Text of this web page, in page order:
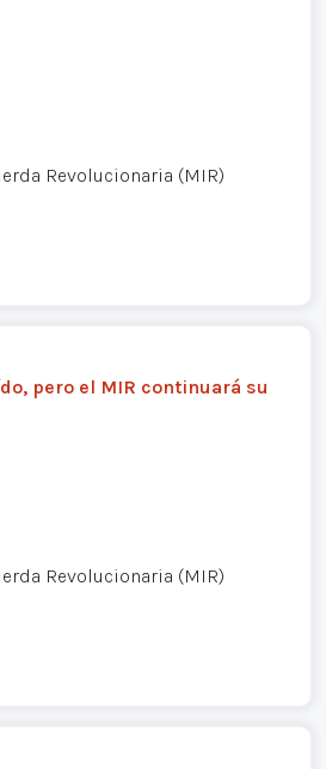
Revolucionaria (MIR)
pero el MIR continuará su
Revolucionaria (MIR)